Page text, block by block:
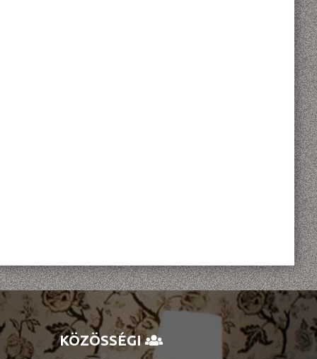
KÖZÖSSÉGI